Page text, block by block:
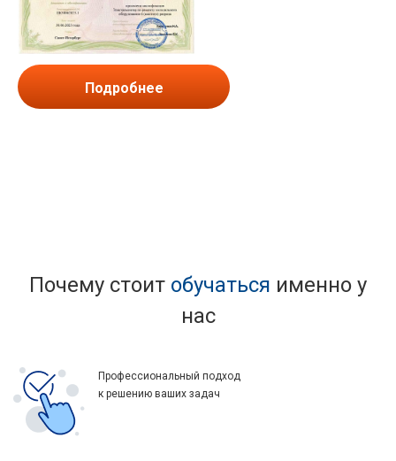
Подробнее
Почему стоит обучаться именно у
нас
Профессиональный подход
к решению ваших задач